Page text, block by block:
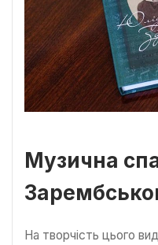
Музична
На творчість цього